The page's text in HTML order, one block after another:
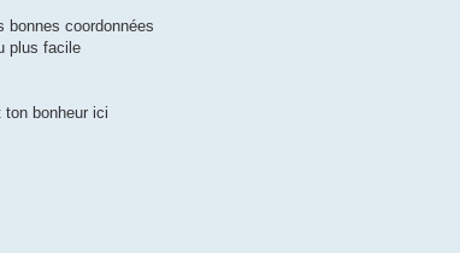
coordonnées
plus facile
bonheur ici